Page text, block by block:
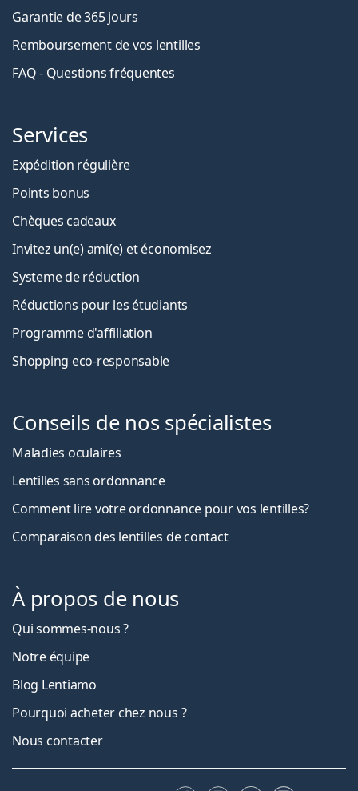
Garantie de 365 jours
Remboursement de vos lentilles
FAQ - Questions fréquentes
Services
Expédition régulière
Points bonus
Chèques cadeaux
Invitez un(e) ami(e) et économisez
Systeme de réduction
Réductions pour les étudiants
Programme d'affiliation
Shopping eco-responsable
Conseils de nos spécialistes
Maladies oculaires
Lentilles sans ordonnance
Comment lire votre ordonnance pour vos lentilles?
Comparaison des lentilles de contact
À propos de nous
Qui sommes-nous ?
Notre équipe
Blog Lentiamo
Pourquoi acheter chez nous ?
Nous contacter